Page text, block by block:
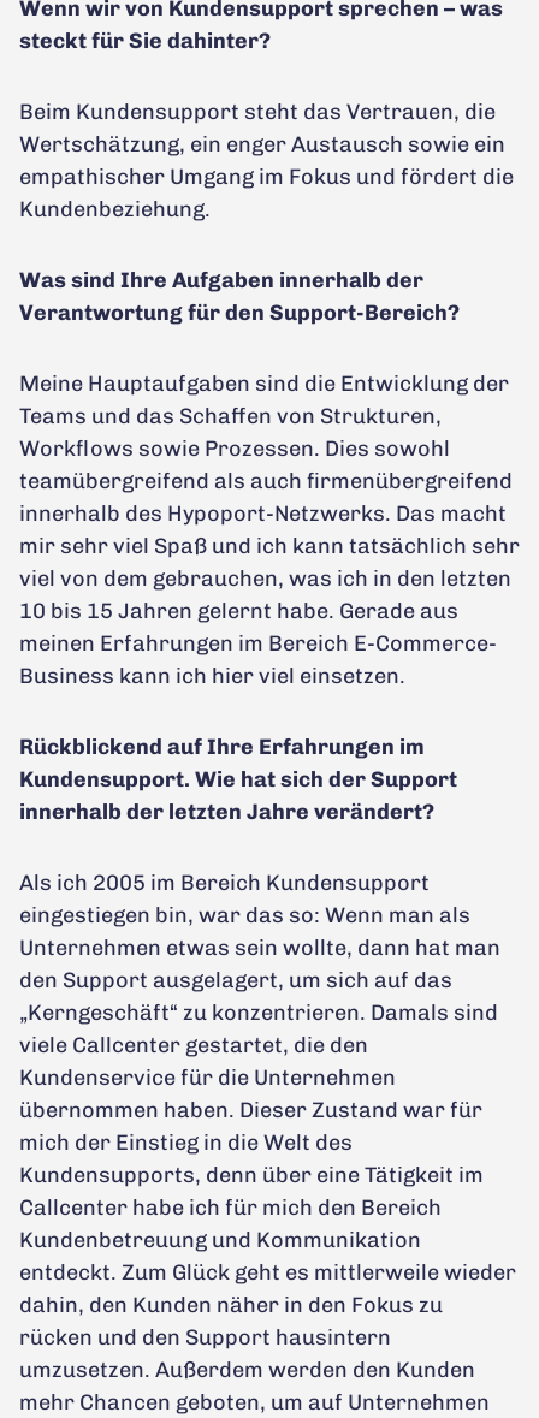
Wenn wir von Kundensupport sprechen – was
steckt für Sie dahinter?
Beim Kundensupport steht das Vertrauen, die
Wertschätzung, ein enger Austausch sowie ein
empathischer Umgang im Fokus und fördert die
Kundenbeziehung.
Was sind Ihre Aufgaben innerhalb der
Verantwortung für den Support-Bereich?
Meine Hauptaufgaben sind die Entwicklung der
Teams und das Schaffen von Strukturen,
Workflows sowie Prozessen. Dies sowohl
teamübergreifend als auch firmenübergreifend
innerhalb des Hypoport-Netzwerks. Das macht
mir sehr viel Spaß und ich kann tatsächlich sehr
viel von dem gebrauchen, was ich in den letzten
10 bis 15 Jahren gelernt habe. Gerade aus
meinen Erfahrungen im Bereich E-Commerce-
Business kann ich hier viel einsetzen.
Rückblickend auf Ihre Erfahrungen im
Kundensupport. Wie hat sich der Support
innerhalb der letzten Jahre verändert?
Als ich 2005 im Bereich Kundensupport
eingestiegen bin, war das so: Wenn man als
Unternehmen etwas sein wollte, dann hat man
den Support ausgelagert, um sich auf das
„Kerngeschäft“ zu konzentrieren. Damals sind
viele Callcenter gestartet, die den
Kundenservice für die Unternehmen
übernommen haben. Dieser Zustand war für
mich der Einstieg in die Welt des
Kundensupports, denn über eine Tätigkeit im
Callcenter habe ich für mich den Bereich
Kundenbetreuung und Kommunikation
entdeckt. Zum Glück geht es mittlerweile wieder
dahin, den Kunden näher in den Fokus zu
rücken und den Support hausintern
umzusetzen. Außerdem werden den Kunden
mehr Chancen geboten, um auf Unternehmen